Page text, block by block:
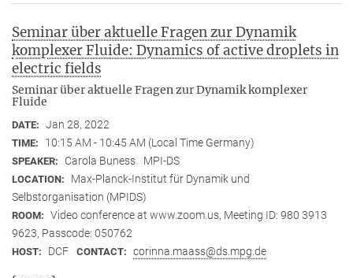
Seminar über aktuelle Fragen zur Dynamik
komplexer Fluide: Dynamics of active droplets in
electric fields
Seminar über aktuelle Fragen zur Dynamik komplexer
Fluide
DATE: Jan 28, 2022
TIME: 10:15 AM - 10:45 AM (Local Time Germany)
SPEAKER: Carola Buness MPI-DS
LOCATION:
Max-Planck-Institut für Dynamik und
Selbstorganisation (MPIDS)
ROOM: Video conference at www.zoom.us, Meeting ID: 980 3913
9623, Passcode: 050762
HOST: DCF CONTACT: corinna.maass@ds.mpg.de